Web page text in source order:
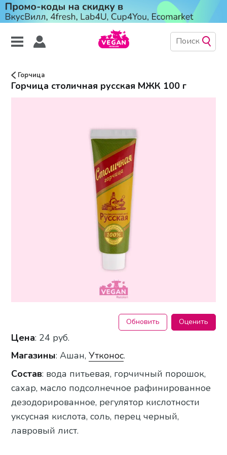
Горчица
Горчица столичная русская МЖК 100 г
Обновить Оценить
Цена: 24 руб.
Магазины: Ашан,Утконос.
Состав: вода питьевая, горчичный порошок,
сахар, масло подсолнечное рафинированное
дезодорированное, регулятор кислотности
уксусная кислота, соль, перец черный,
лавровый лист.